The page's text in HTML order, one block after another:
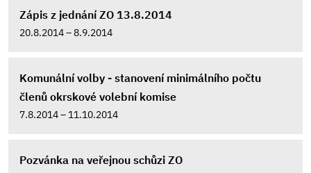
Zápis z jednání ZO 13.8.2014
20.8.2014 – 8.9.2014
Komunální volby - stanovení minimálního počtu
členů okrskové volební komise
7.8.2014 – 11.10.2014
Pozvánka na veřejnou schůzi ZO